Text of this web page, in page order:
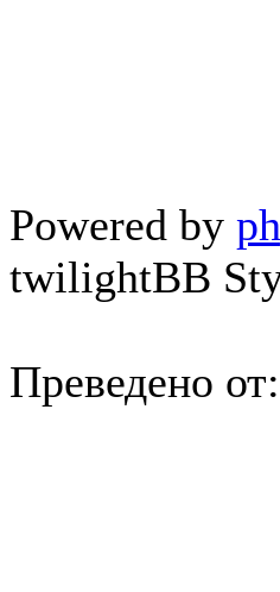
Powered by
twilightBB
Преведено от: